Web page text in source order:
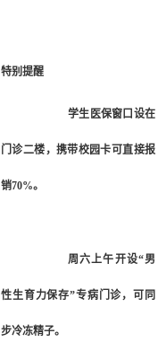
特别提醒
学生医保窗口设在
门诊二楼，携带校园卡可直接报
销70%。
周六上午开设“男
性生育力保存”专病门诊，可同
步冷冻精子。